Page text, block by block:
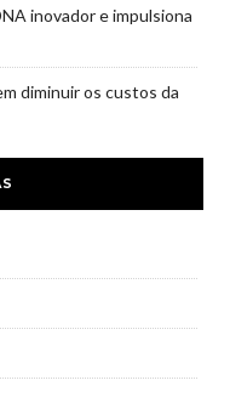
inovador e impulsiona
diminuir os custos da